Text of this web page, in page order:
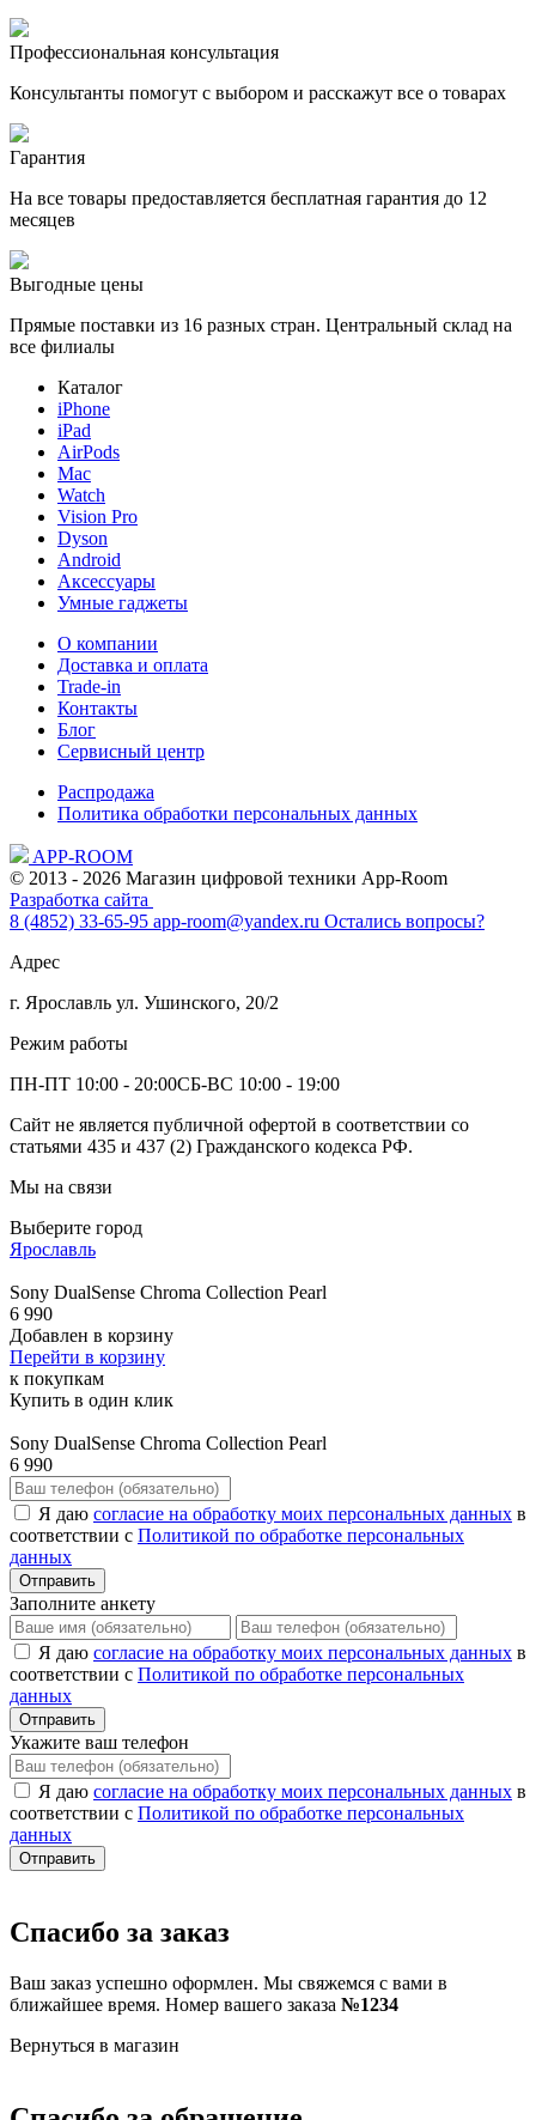
Профессиональная консультация
Консультанты помогут с выбором и расскажут все о товарах
Гарантия
На все товары предоставляется бесплатная гарантия до 12
месяцев
Выгодные цены
Прямые поставки из 16 разных стран. Центральный склад на
все филиалы
Каталог
iPhone
iPad
AirPods
Mac
Watch
Vision Pro
Dyson
Android
Аксессуары
Умные гаджеты
О компании
Доставка и оплата
Trade-in
Контакты
Блог
Сервисный центр
Распродажа
Политика обработки персональных данных
APP-ROOM
© 2013 - 2026 Магазин цифровой техники App-Room
Разработка сайта
8 (4852) 33-65-95 app-room@yandex.ru Остались вопросы?
Адрес
г. Ярославль ул. Ушинского, 20/2
Режим работы
ПН-ПТ 10:00 - 20:00СБ-ВС 10:00 - 19:00
Сайт не является публичной офертой в соответствии со
статьями 435 и 437 (2) Гражданского кодекса РФ.
Мы на связи
Выберите город
Ярославль
Sony DualSense Chroma Collection Pearl
6 990
Добавлен в корзину
Перейти в корзину
к покупкам
Купить в один клик
Sony DualSense Chroma Collection Pearl
6 990
Я даю согласие на обработку моих персональных данных в
соответствии с Политикой по обработке персональных
данных
Отправить
Заполните анкету
Я даю согласие на обработку моих персональных данных в
соответствии с Политикой по обработке персональных
данных
Отправить
Укажите ваш телефон
Я даю согласие на обработку моих персональных данных в
соответствии с Политикой по обработке персональных
данных
Отправить
Спасибо за заказ
Ваш заказ успешно оформлен. Мы свяжемся с вами в
ближайшее время. Номер вашего заказа №1234
Вернуться в магазин